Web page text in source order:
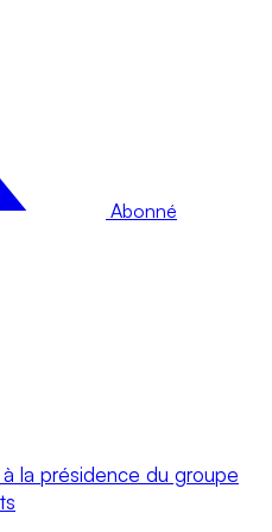
Abonné
la présidence du groupe